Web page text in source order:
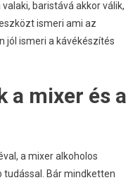
baristává akkor válik,
ismeri ami az
jól ismeri a kávékészítés
a mixer és a
a mixer alkoholos
tudással. Bár mindketten